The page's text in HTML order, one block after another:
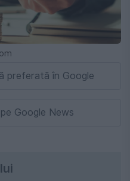
preferată în Google
Google News